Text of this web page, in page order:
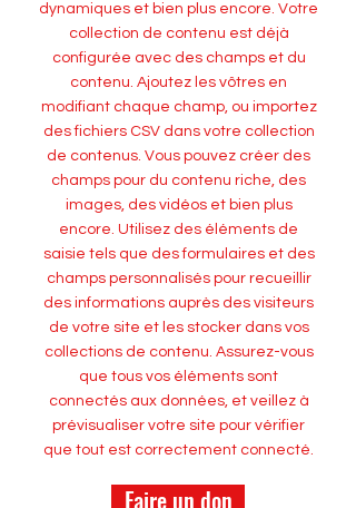
dynamiques et bien plus encore. Votre
collection de contenu est déjà
configurée avec des champs et du
contenu. Ajoutez les vôtres en
modifiant chaque champ, ou importez
des fichiers CSV dans votre collection
de contenus. Vous pouvez créer des
champs pour du contenu riche, des
images, des vidéos et bien plus
encore. Utilisez des éléments de
saisie tels que des formulaires et des
champs personnalisés pour recueillir
des informations auprès des visiteurs
de votre site et les stocker dans vos
collections de contenu. Assurez-vous
que tous vos éléments sont
connectés aux données, et veillez à
prévisualiser votre site pour vérifier
que tout est correctement connecté.
Faire un don